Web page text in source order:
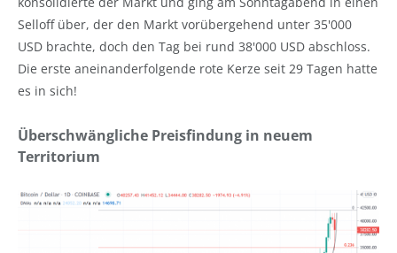
Selloff über, der den Markt vorübergehend unter 35'000
USD brachte, doch den Tag bei rund 38'000 USD abschloss.
Die erste aneinanderfolgende rote Kerze seit 29 Tagen hatte
es in sich!
Überschwängliche Preisfindung in neuem
Territorium